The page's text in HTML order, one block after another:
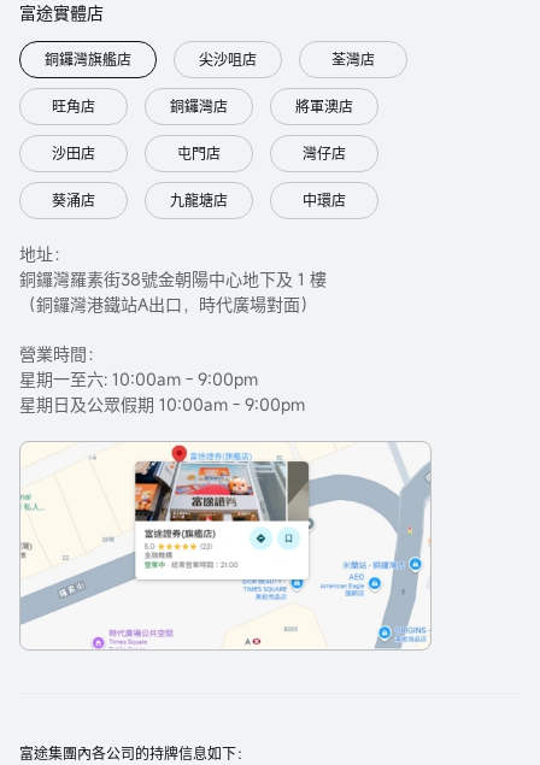
(TNA.US)$
空羅素2000指數ETF-ProShares (TWM.US)$ $3倍做空小盤
股ETF-Direxion (TZA.US)$ $羅素1000指數ETF-iShares
(IWB.US)$
$羅素3000ETF-iShares (IWV.US)$
數ETF-Vanguard (VTI.US)$
$ProShares UltraPro羅素2000
(URTY.US)$
$3倍做空羅素2000指數ETF-ProShares
(SRTY.US)$
$羅素2000指數ETF-Vanguard (VTWO.US)$
信美國小盤股ETF (SCHA.US)$
$Invesco S&P Smallcap 600
Pure Value ETF (RZV.US)$
富途實體店
銅鑼灣旗艦店 尖沙咀店 荃灣店
旺角店 銅鑼灣店 將軍澳店
沙田店 屯門店 灣仔店
葵涌店 九龍塘店 中環店
地址：
銅鑼灣羅素街38號金朝陽中心地下及 1 樓
（銅鑼灣港鐵站A出口，時代廣場對面）
營業時間：
星期一至六: 10:00am - 9:00pm
星期日及公眾假期 10:00am - 9:00pm
富途集團內各公司的持牌信息如下：